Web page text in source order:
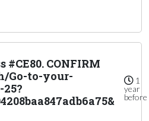
#CE80. CONFIRM
Go-to-your-
1
year
before